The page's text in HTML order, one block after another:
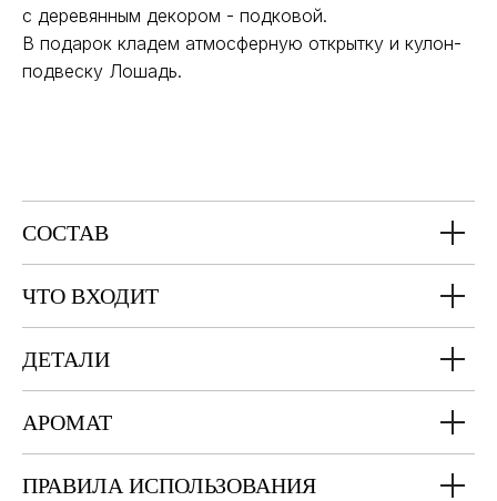
с деревянным декором - подковой.
В подарок кладем атмосферную открытку и кулон-
подвеску Лошадь.
СОСТАВ
ЧТО ВХОДИТ
ДЕТАЛИ
АРОМАТ
ПРАВИЛА ИСПОЛЬЗОВАНИЯ